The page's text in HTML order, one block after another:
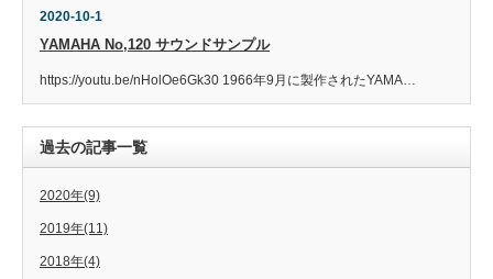
2020-10-1
YAMAHA No,120 サウンドサンプル
https://youtu.be/nHolOe6Gk30 1966年9月に製作されたYAMA…
過去の記事一覧
2020年(9)
2019年(11)
2018年(4)